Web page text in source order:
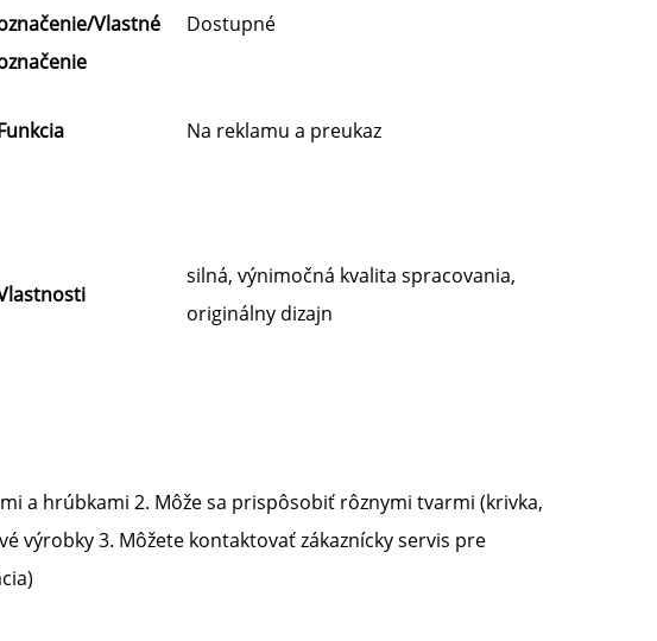
Vlastné
Dostupné
Na reklamu a preukaz
silná, výnimočná kvalita spracovania,
originálny dizajn
a hrúbkami 2. Môže sa prispôsobiť rôznymi tvarmi (krivka,
výrobky 3. Môžete kontaktovať zákaznícky servis pre